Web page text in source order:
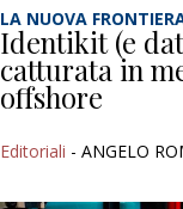
LA NUOVA
Identikit (e
catturata in
offshore
Editoriali - ANGELO